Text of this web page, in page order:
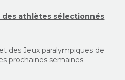
des athlètes sélectionnés
des Jeux paralympiques de
prochaines semaines.